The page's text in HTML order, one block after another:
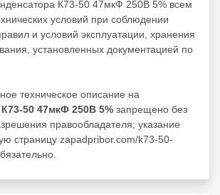
К73-50 47мкФ 250В 5% всем
условий при соблюдении
и условий эксплуатации, хранения
установленных документацией по
техническое описание на
50 47мкФ 250В 5% запрещено без
правообладателя; указание
страницу zapadpribor.com/k73-50-